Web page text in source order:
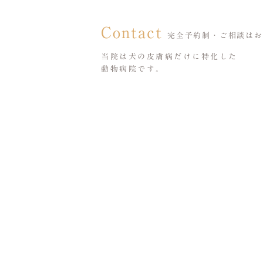
Contact 完全予約制・ご相談は
当院は犬の皮膚病だけに特化した
動物病院です。